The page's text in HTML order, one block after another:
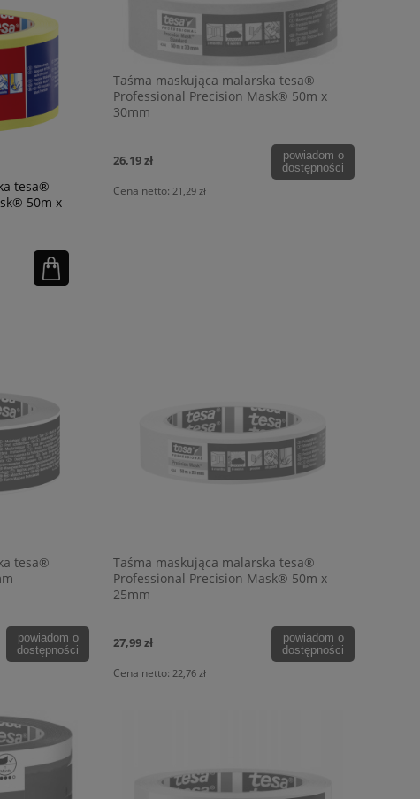
tesa®
50m x
Taśma maskująca malarska tesa®
Professional Precision Mask® 50m x
30mm
26,19 zł
Cena netto: 21,29 zł
powiadom o
dostępności
tesa®
powiadom o
dostępności
Taśma maskująca malarska tesa®
Professional Precision Mask® 50m x
25mm
27,99 zł
Cena netto: 22,76 zł
powiadom o
dostępności